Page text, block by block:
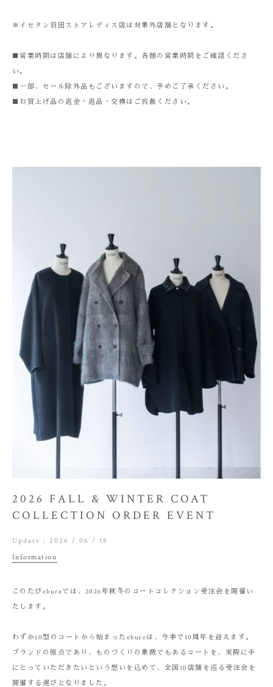
※イセタン羽田ストアレディス店は対象外店舗となります。
■営業時間は店舗により異なります。各館の営業時間をご確認くださ
い。
■一部、セール除外品もございますので、予めご了承ください。
■お買上げ品の返金・返品・交換はご容赦ください。
2026 FALL & WINTER COAT
COLLECTION ORDER EVENT
Update : 2026 / 06 / 18
Information
このたびebureでは、2026年秋冬のコートコレクション受注会を開催い
たします。
わずか10型のコートから始まったebureは、今季で10周年を迎えます。
ブランドの原点であり、ものづくりの象徴でもあるコートを、実際に手
にとっていただきたいという想いを込めて、全国10店舗を巡る受注会を
開催する運びとなりました。